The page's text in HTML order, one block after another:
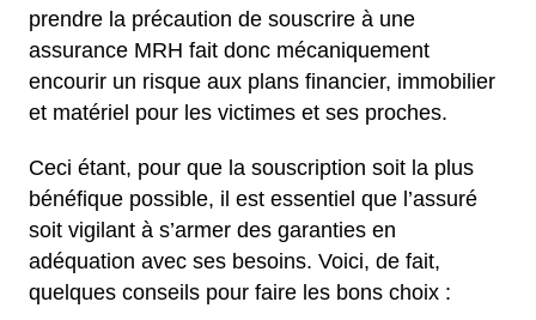
prendre la précaution de souscrire à une
assurance MRH fait donc mécaniquement
encourir un risque aux plans financier, immobilier
et matériel pour les victimes et ses proches.
Ceci étant, pour que la souscription soit la plus
bénéfique possible, il est essentiel que l’assuré
soit vigilant à s’armer des garanties en
adéquation avec ses besoins. Voici, de fait,
quelques conseils pour faire les bons choix :